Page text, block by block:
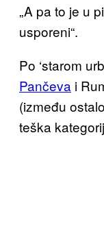
„A pa to je u
usporeni“.
Po ‘starom
Pančeva i
(između
teška